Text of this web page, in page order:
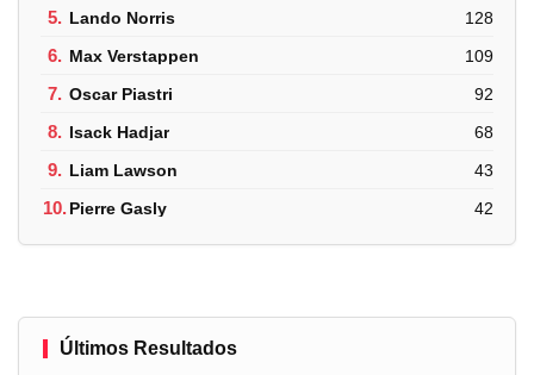
5. Lando Norris 128
6. Max Verstappen 109
7. Oscar Piastri 92
8. Isack Hadjar 68
9. Liam Lawson 43
10.Pierre Gasly 42
Últimos Resultados